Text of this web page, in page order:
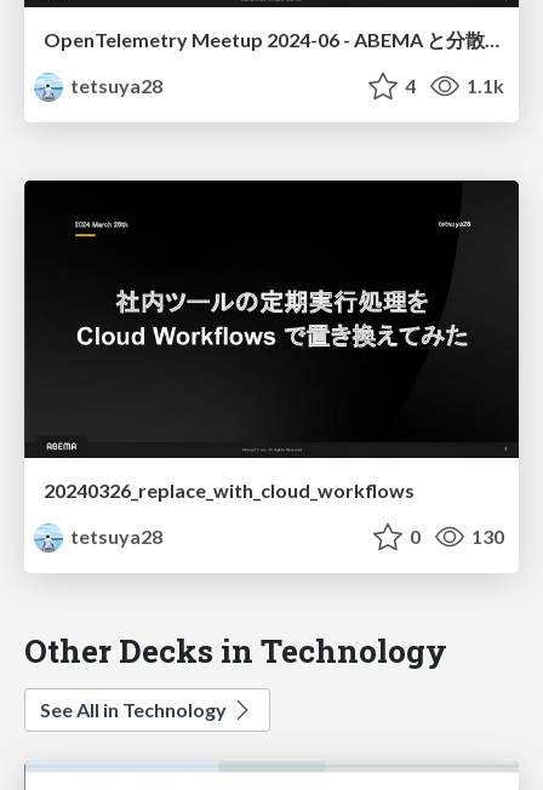
tetsuya28
4 1.1k
20240326_replace_with_cloud_workflows
tetsuya28
0 130
Other Decks in Technology
See All in Technology